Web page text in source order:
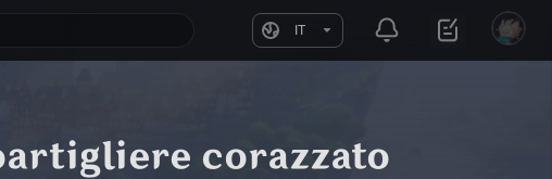
IT
corazzato